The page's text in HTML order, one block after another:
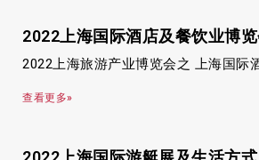
2022上海国际酒店及餐饮业博
2022上海旅游产业博览会之 上海国际
查看更多»